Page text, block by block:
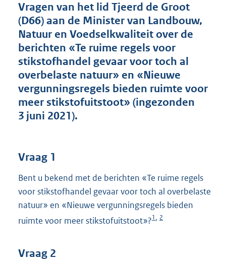
d
s
g
r
o
o
t
e
:
Vragen van het lid Tjeerd de Groot
(D66) aan de Minister van Landbouw,
Natuur en Voedselkwaliteit over de
berichten «Te ruime regels voor
stikstofhandel gevaar voor toch al
overbelaste natuur» en «Nieuwe
vergunningsregels bieden ruimte voor
meer stikstofuitstoot» (ingezonden
3 juni 2021).
Vraag 1
Bent u bekend met de berichten «Te ruime regels
voor stikstofhandel gevaar voor toch al overbelaste
natuur» en «Nieuwe vergunningsregels bieden
ruimte voor meer stikstofuitstoot»?1, 2
Vraag 2